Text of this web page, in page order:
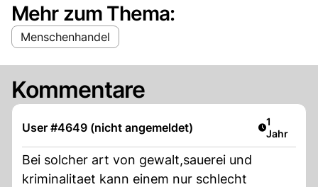
Mehr zum Thema:
Menschenhandel
Kommentare
User #4649 (nicht angemeldet) Artikel
1
Jahr
Bei solcher art von gewalt,sauerei und
kriminalitaet kann einem nur schlecht